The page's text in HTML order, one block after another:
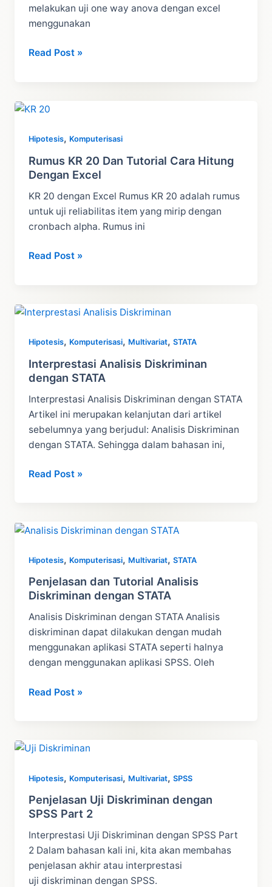
melakukan uji one way anova dengan excel
menggunakan
Hitung
Anova
Uji
ANOVA
dengan
Read Post »
Hipotesis, Komputerisasi
Rumus KR 20 Dan Tutorial Cara Hitung
Dengan Excel
KR 20 dengan Excel Rumus KR 20 adalah rumus
untuk uji reliabilitas item yang mirip dengan
cronbach alpha. Rumus ini
Rumus
Tutorial
Hitung
Dengan
Excel
Read Post »
Hipotesis, Komputerisasi, Multivariat,STATA
Interprestasi Analisis Diskriminan
dengan STATA
Interprestasi Analisis Diskriminan dengan STATA
Artikel ini merupakan kelanjutan dari artikel
sebelumnya yang berjudul: Analisis Diskriminan
dengan STATA. Sehingga dalam bahasan ini,
Interprestasi
Diskriminan
STATA
Read Post »
Hipotesis, Komputerisasi, Multivariat,STATA
Penjelasan dan Tutorial Analisis
Diskriminan dengan STATA
Analisis Diskriminan dengan STATA Analisis
diskriminan dapat dilakukan dengan mudah
menggunakan aplikasi STATA seperti halnya
dengan menggunakan aplikasi SPSS. Oleh
Penjelasan
Diskriminan
STATA
Read Post »
Hipotesis, Komputerisasi, Multivariat,SPSS
Penjelasan Uji Diskriminan dengan
SPSS Part 2
Interprestasi Uji Diskriminan dengan SPSS Part
2 Dalam bahasan kali ini, kita akan membahas
penjelasan akhir atau interprestasi
uji diskriminan dengan SPSS.